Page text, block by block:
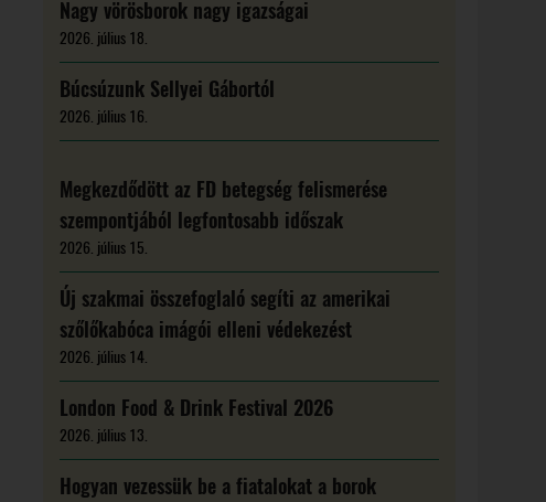
Nagy vörösborok nagy igazságai
2026. július 18.
Búcsúzunk Sellyei Gábortól
2026. július 16.
Megkezdődött az FD betegség felismerése
szempontjából legfontosabb időszak
2026. július 15.
Új szakmai összefoglaló segíti az amerikai
szőlőkabóca imágói elleni védekezést
2026. július 14.
London Food & Drink Festival 2026
2026. július 13.
Hogyan vezessük be a fiatalokat a borok